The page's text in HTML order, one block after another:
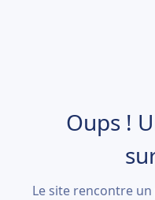
Oups !
Le site rencontre